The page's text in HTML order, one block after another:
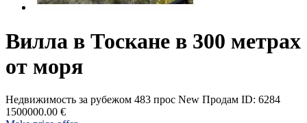
Вилла в Тоскане в 300 метрах
от моря
Недвижимость за рубежом 483 прос New Продам ID: 6284
1500000.00 €